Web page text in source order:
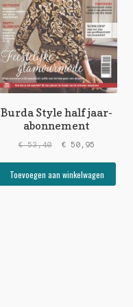
Burda Style half jaar-
abonnement
€53,40
Original
was:
€ 50,95
€ 50,95.
Toevoegen aan winkelwagen